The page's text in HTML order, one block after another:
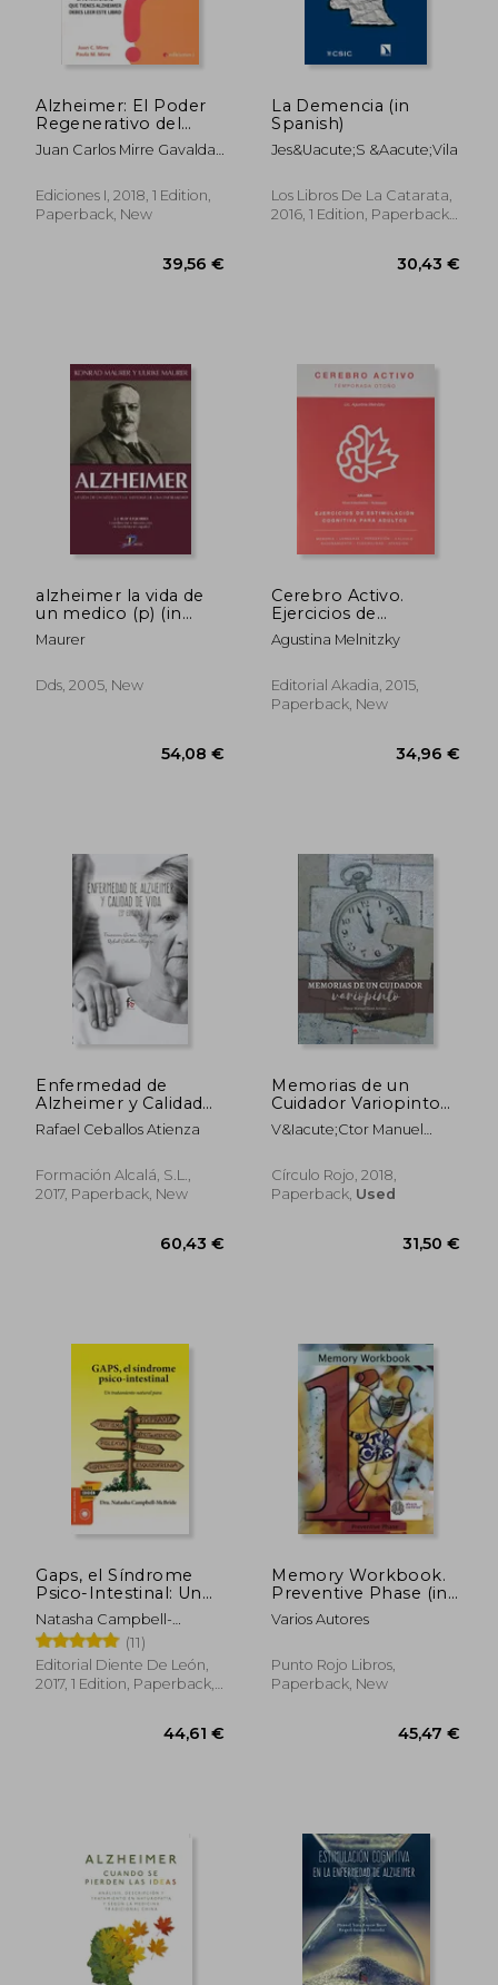
Alzheimer: El Poder
Regenerativo del
Cerebro Adulto (in
Spanish)
Juan Carlos Mirre Gavalda;
Ediciones I, 2018, 1 Edition,
Paperback, New
39,56 €
La Demencia (in
Spanish)
Jes&Uacute;S &Aacute;Vila
Los Libros De La Catarata,
2016, 1 Edition, Paperback,
alzheimer la vida de
un medico (p) (in
Spanish)
Maurer
Dds, 2005, New
Cerebro Activo.
Ejercicios de
estimulación
cognitiva para
otoño (in Spanish)
Agustina Melnitzky
Editorial Akadia, 2015,
Paperback, New
Enfermedad de
Alzheimer y Calidad
de Vida 5ªEd (in
Spanish)
Rafael Ceballos Atienza
Formación Alcalá, S.L.,
2017, Paperback, New
Memorias de un
Cuidador Variopinto
(in Spanish)
V&Iacute;Ctor Manuel
Círculo Rojo, 2018,
Paperback, Used
Gaps, el Síndrome
Psico-Intestinal: Un
Tratamiento Natural
Para el Autismo, la
Dispraxia, el Trastorno
por Déficit de
Atención con o sin. Y
Natasha Campbell-
McBride
(11)
Editorial Diente De León,
2017, 1 Edition, Paperback,
Memory Workbook.
Preventive Phase (in
Spanish)
Varios Autores
Punto Rojo Libros,
Paperback, New